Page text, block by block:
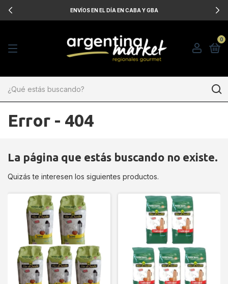
ENVÍOS EN EL DÍA EN CABA Y GBA
0
Error - 404
La página que estás buscando no existe.
Quizás te interesen los siguientes productos.